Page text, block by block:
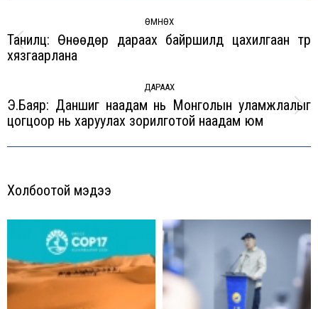
ӨМНӨХ
Previous
Танилц: Өнөөдөр дараах байршилд цахилгаан түр
хязгаарлана
ДАРААХ
Next
Э.Баяр: Даншиг наадам нь Монголын уламжлалыг
цогцоор нь харуулах зорилготой наадам юм
Холбоотой мэдээ